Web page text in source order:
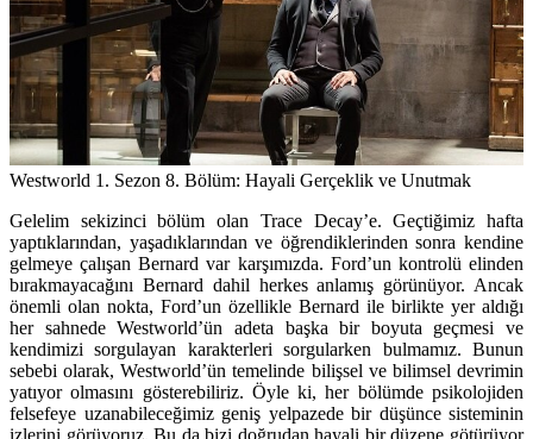
Westworld 1. Sezon 8. Bölüm: Hayali Gerçeklik ve Unutmak
Gelelim sekizinci bölüm olan Trace Decay’e. Geçtiğimiz hafta
yaptıklarından, yaşadıklarından ve öğrendiklerinden sonra kendine
gelmeye çalışan Bernard var karşımızda. Ford’un kontrolü elinden
bırakmayacağını Bernard dahil herkes anlamış görünüyor. Ancak
önemli olan nokta, Ford’un özellikle Bernard ile birlikte yer aldığı
her sahnede Westworld’ün adeta başka bir boyuta geçmesi ve
kendimizi sorgulayan karakterleri sorgularken bulmamız. Bunun
sebebi olarak, Westworld’ün temelinde bilişsel ve bilimsel devrimin
yatıyor olmasını gösterebiliriz. Öyle ki, her bölümde psikolojiden
felsefeye uzanabileceğimiz geniş yelpazede bir düşünce sisteminin
izlerini görüyoruz. Bu da bizi doğrudan hayali bir düzene götürüyor